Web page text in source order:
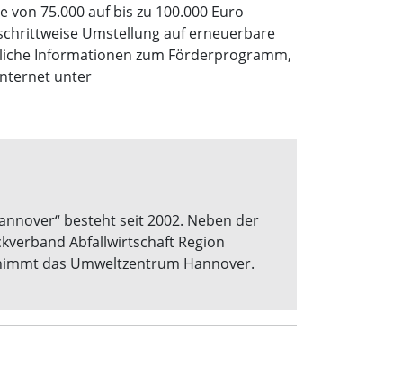
75.000 auf bis zu 100.000 Euro
Umstellung auf erneuerbare
Informationen zum Förderprogramm,
unter
besteht seit 2002. Neben der
Abfallwirtschaft Region
das Umweltzentrum Hannover.